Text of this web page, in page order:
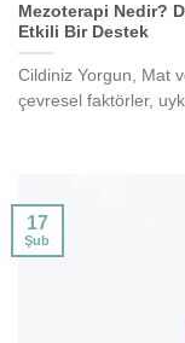
Mezoterapi Nedir?
Etkili Bir Destek
Cildiniz Yorgun, Mat
çevresel faktörler,
17
Şub